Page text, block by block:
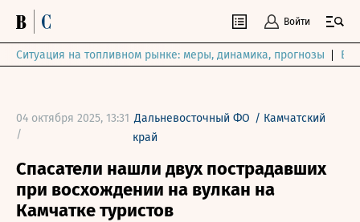
Войти
Ситуация на топливном рынке: меры, динамика, прогнозы
04 октября 2025, 13:31
/
Дальневосточный ФО / Камчатский
край
Спасатели нашли двух пострадавших
при восхождении на вулкан на
Камчатке туристов